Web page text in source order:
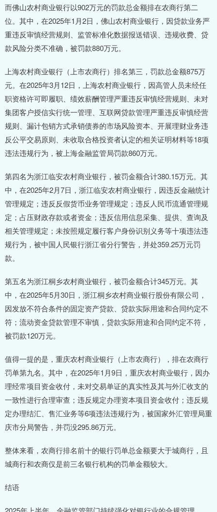
而佛山农村商业银行以902万元的罚款总金额排在农商行第二
位。其中，在2025年1月2日，佛山农村商业银行，因贷款业务严
重违反审慎经营规则、监管标准化数据报送错误、违规收费、贷
款风险分类不准确，被罚款880万元。
上海农村商业银行（上市农商行）排名第三，罚款总金额875万
元。在2025年3月12日，上海农村商业银行，因高管人员未经任
职资格许可即履职、绩效薪酬管理严重违反审慎经营规则、未对
集团客户授信实行统一管理、互联网贷款管理严重违反审慎经营
规则、漏计包销方式承销债券的市场风险资本、开展理财业务违
反公平交易原则、未收取合格投资者认定的相关证明材料等18项
违法违规行为，被上海金融监管局罚款860万元。
第四名为浙江临安农村商业银行，被罚金额合计380.15万元。其
中，在2025年2月7日，浙江临安农村商业银行，因违反金融统计
管理规定；违反反假货币业务管理规定；违反人民币流通管理规
定；占压财政存款或者资金；违反信用信息采集、提供、查询及
相关管理规定；未按照规定履行客户身份识别义务等十项违法违
规行为，被中国人民银行浙江省分行警告，并处359.25万元罚
款。
第五名为浙江桐乡农村商业银行，被罚金额合计345万元。其
中，在2025年5月30日，浙江桐乡农村商业银行股份有限公司，
因发放不符合条件的固定资产贷款、贷款实际用途和合同约定不
符；流动资金贷款管理不审慎，贷款实际用途和合同约定不符，
被罚款120万元。
值得一提的是，重庆农村商业银行（上市农商行），排在农商行
罚单第九名。其中，在2025年1月9日，重庆农村商业银行，因办
理经常项目资金收付，未对交易单证的真实性及其与外汇收支的
一致性进行合理审查；违反规定办理资本项目资金收付；违反规
定办理结汇、售汇业务等6项违法违规行为，被国家外汇管理局重
庆市分局警告，并罚没295.86万元。
整体来看，农商行排名前十的银行罚单总金额要大于城商行，且
城商行和农商仅是前三名银行机构的罚单金额较大。
结语